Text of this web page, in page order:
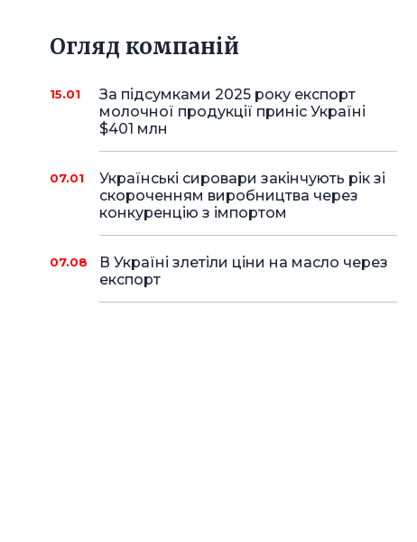
Огляд компаній
15.01
За підсумками 2025 року експорт
молочної продукції приніс Україні
$401 млн
07.01
Українські сировари закінчують рік зі
скороченням виробництва через
конкуренцію з імпортом
07.08
В Україні злетіли ціни на масло через
експорт